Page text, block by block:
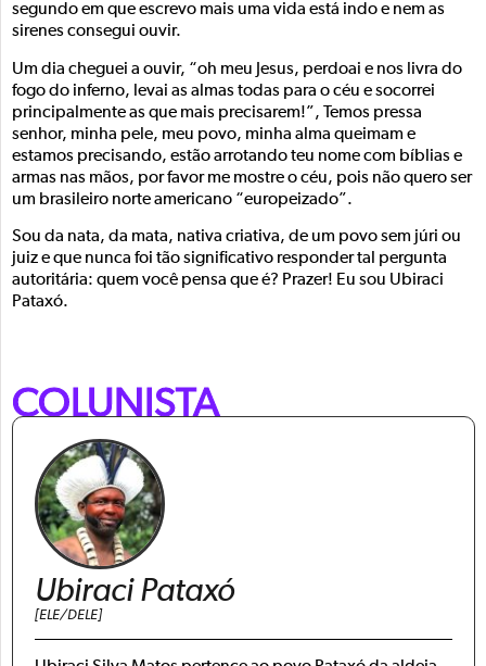
segundo em que escrevo mais uma vida está indo e nem as
sirenes consegui ouvir.
Um dia cheguei a ouvir, “oh meu Jesus, perdoai e nos livra do
fogo do inferno, levai as almas todas para o céu e socorrei
principalmente as que mais precisarem!”, Temos pressa
senhor, minha pele, meu povo, minha alma queimam e
estamos precisando, estão arrotando teu nome com bíblias e
armas nas mãos, por favor me mostre o céu, pois não quero ser
um brasileiro norte americano “europeizado”.
Sou da nata, da mata, nativa criativa, de um povo sem júri ou
juiz e que nunca foi tão significativo responder tal pergunta
autoritária: quem você pensa que é? Prazer! Eu sou Ubiraci
Pataxó.
COLUNISTA
Ubiraci Pataxó
[ELE/DELE]